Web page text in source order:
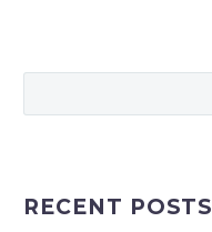
RECENT POSTS